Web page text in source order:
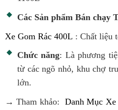
Các Sản phẩm Bán chạy
Xe Gom Rác 400L : Chất liệu
Chức năng: Là phương
từ các ngõ nhỏ, khu chợ
lớn.
→ Tham khảo: Danh Mục